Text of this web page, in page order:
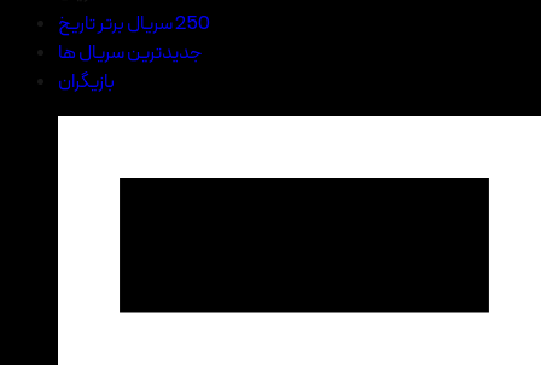
250 سریال برتر تاریخ
جدیدترین سریال ها
بازیگران